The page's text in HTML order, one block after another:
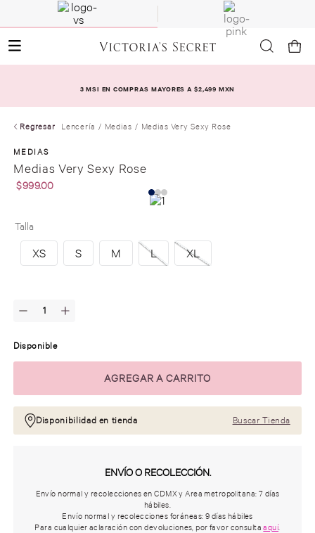
3 MSI EN COMPRAS MAYORES A $2,499 MXN
Regresar Lencería Medias Medias Very Sexy Rose
MEDIAS
Medias Very Sexy Rose
$999.00
Talla
XS S M L XL
Disponible
Disponibilidad en tienda Buscar Tienda
ENVÍO O RECOLECCIÓN.
Envío normal y recolecciones en CDMX y Area metropolitana: 7 días
hábiles.
Envío normal y recolecciones foráneas: 9 días hábiles
Para cualquier aclaración con devoluciones, por favor consultaaquí.